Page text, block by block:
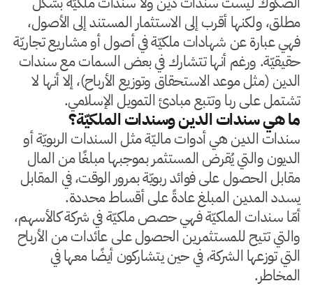
مطلق، ولكنها أقرب إلى الاستثمار المستند إلى الأصول،
فهي عبارة عن شهادات ملكيّة في أصول أو مشاريع تجاريّة
حقيقيّة. ورغم أنها تتشارك في بعض السمات مع سندات
الدين (مثل موعد الاستحقاق وتوزيع الأرباح)، إلا أنها لا
تشتمل على ربا وتتبع مبادئ التمويل الإسلامي.
ما هي سندات الدين وسندات الملكيّة؟
سندات الدين هي أدوات ماليّة مثل السندات الربويّة أو
الديون والتي يُقرض المستثمر بموجبها مبلغًا من المال
مقابل الحصول على فوائد ربويّة بمرور الوقت، في المقابل
يسدد المدين المبلغ عادةً على أقساط محددة.
أمّا سندات الملكيّة فهي حصص ملكيّة في شركة كالأسهم،
والتي تتيح للمستثمرين الحصول على عائدات من الأرباح
التي توزعها الشركة، في حين يتشاركون أيضًا معها في
المخاطر.